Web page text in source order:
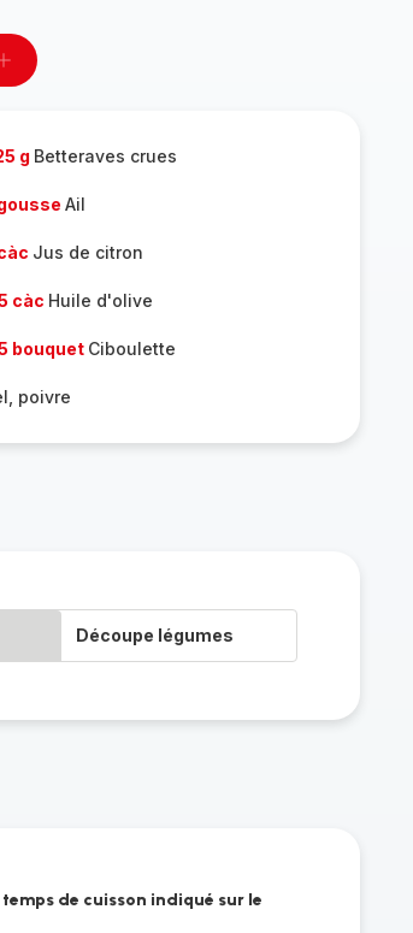
Ajouter
g Betteraves crues
Ail
Jus de citron
càc Huile d'olive
bouquet Ciboulette
poivre
Découpe légumes
de cuisson indiqué sur le